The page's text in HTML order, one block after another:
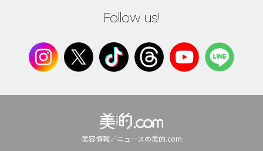
Follow us!
美容情報／ニュースの美的.com